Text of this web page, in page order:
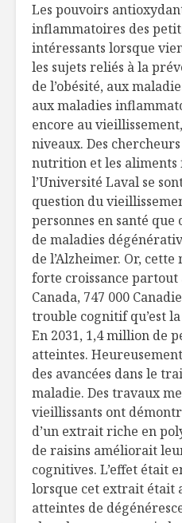
Les pouvoirs
inflammatoires des
intéressants lorsque
les sujets reliés à la
de l’obésité, aux
aux maladies
encore au
niveaux. Des
nutrition et les aliments
l’Université Laval se
question du
personnes en santé que
de maladies
de l’Alzheimer. Or,
forte croissance
Canada, 747 000
trouble cognitif qu’est
En 2031, 1,4 million de
atteintes.
des avancées dans le
maladie. Des travaux
vieillissants ont
d’un extrait riche en
de raisins améliorait
cognitives. L’effet était
lorsque cet extrait était
atteintes de